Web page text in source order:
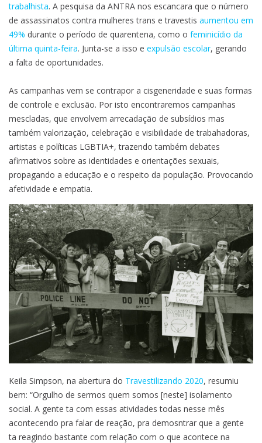
trabalhista. A pesquisa da ANTRA nos escancara que o número
de assassinatos contra mulheres trans e travestis aumentou em
49% durante o período de quarentena, como o feminicídio da
última quinta-feira. Junta-se a isso e expulsão escolar, gerando
a falta de oportunidades.
As campanhas vem se contrapor a cisgeneridade e suas formas
de controle e exclusão. Por isto encontraremos campanhas
mescladas, que envolvem arrecadação de subsídios mas
também valorização, celebração e visibilidade de trabahadoras,
artistas e políticas LGBTIA+, trazendo também debates
afirmativos sobre as identidades e orientações sexuais,
propagando a educação e o respeito da população. Provocando
afetividade e empatia.
Keila Simpson, na abertura do Travestilizando 2020, resumiu
bem: “Orgulho de sermos quem somos [neste] isolamento
social. A gente ta com essas atividades todas nesse mês
acontecendo pra falar de reação, pra demosntrar que a gente
ta reagindo bastante com relação com o que acontece na